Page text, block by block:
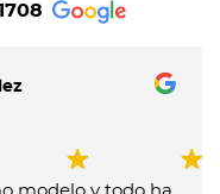
1708